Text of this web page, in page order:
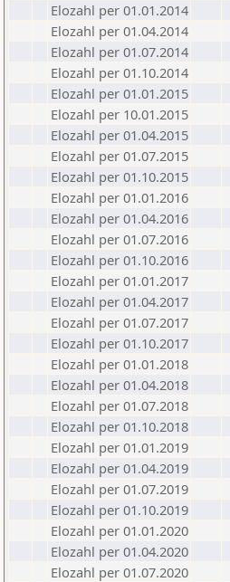
Elozahl per 01.01.2014
Elozahl per 01.04.2014
Elozahl per 01.07.2014
Elozahl per 01.10.2014
Elozahl per 01.01.2015
Elozahl per 10.01.2015
Elozahl per 01.04.2015
Elozahl per 01.07.2015
Elozahl per 01.10.2015
Elozahl per 01.01.2016
Elozahl per 01.04.2016
Elozahl per 01.07.2016
Elozahl per 01.10.2016
Elozahl per 01.01.2017
Elozahl per 01.04.2017
Elozahl per 01.07.2017
Elozahl per 01.10.2017
Elozahl per 01.01.2018
Elozahl per 01.04.2018
Elozahl per 01.07.2018
Elozahl per 01.10.2018
Elozahl per 01.01.2019
Elozahl per 01.04.2019
Elozahl per 01.07.2019
Elozahl per 01.10.2019
Elozahl per 01.01.2020
Elozahl per 01.04.2020
Elozahl per 01.07.2020